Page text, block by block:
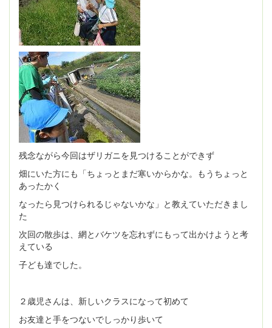
残念ながら今回はザリガニを見つけることができず
畑にいた方にも「ちょっとまだ寒いからかな。もうちょっと
あったかく
なったら見つけられるじゃないかな」と教えていただきまし
た
次回の散歩は、網とバケツを忘れずにもって出かけようと考
えている
子ども達でした。
２歳児さんは、新しいクラスになって初めて
お友達と手をつないでしっかり歩いて